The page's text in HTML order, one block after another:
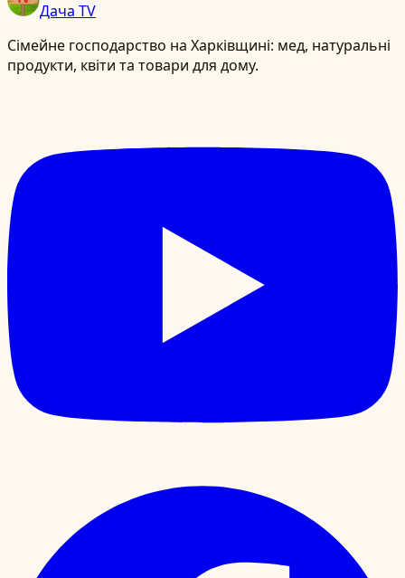
Дача TV
Сімейне господарство на Харківщині: мед, натуральні
продукти, квіти та товари для дому.